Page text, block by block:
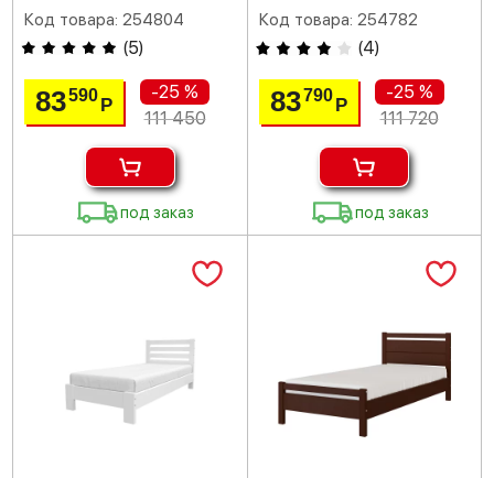
Код товара: 254804
(5)
83590Р
-25 %
111 450
под заказ
Код товара: 254782
(4)
83790 Р
-25 %
111 720
под заказ